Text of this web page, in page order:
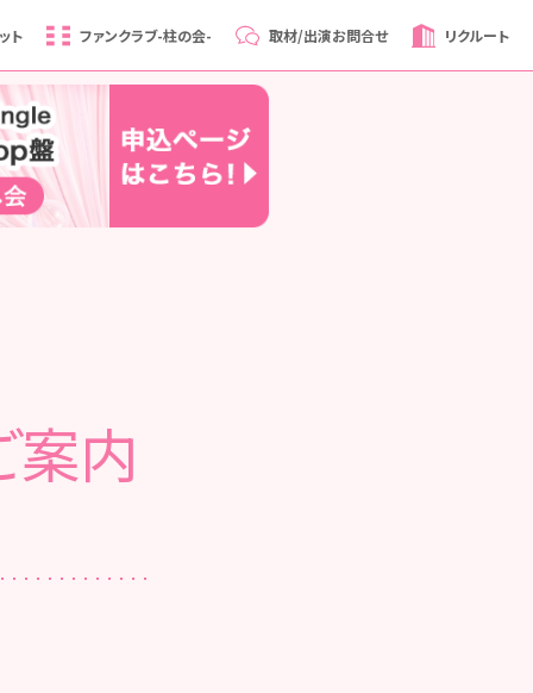
ト ファンクラブ-柱の会- 取材/出演お問合せ リクルート
内